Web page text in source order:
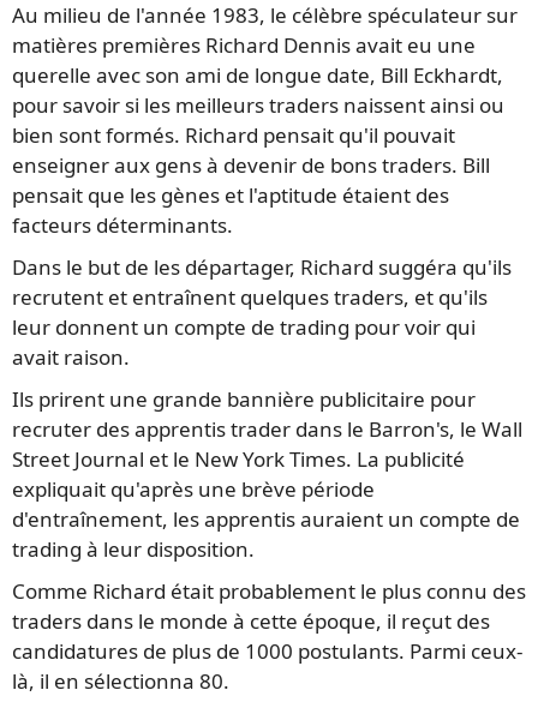
Au milieu de l'année 1983, le célèbre spéculateur sur
matières premières Richard Dennis avait eu une
querelle avec son ami de longue date, Bill Eckhardt,
pour savoir si les meilleurs traders naissent ainsi ou
bien sont formés. Richard pensait qu'il pouvait
enseigner aux gens à devenir de bons traders. Bill
pensait que les gènes et l'aptitude étaient des
facteurs déterminants.
Dans le but de les départager, Richard suggéra qu'ils
recrutent et entraînent quelques traders, et qu'ils
leur donnent un compte de trading pour voir qui
avait raison.
Ils prirent une grande bannière publicitaire pour
recruter des apprentis trader dans le Barron's, le Wall
Street Journal et le New York Times. La publicité
expliquait qu'après une brève période
d'entraînement, les apprentis auraient un compte de
trading à leur disposition.
Comme Richard était probablement le plus connu des
traders dans le monde à cette époque, il reçut des
candidatures de plus de 1000 postulants. Parmi ceux-
là, il en sélectionna 80.